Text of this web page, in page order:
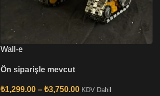
Wall-e
Ön siparişle mevcut
₺1,299.00 – ₺3,750.00 KDV Dahil